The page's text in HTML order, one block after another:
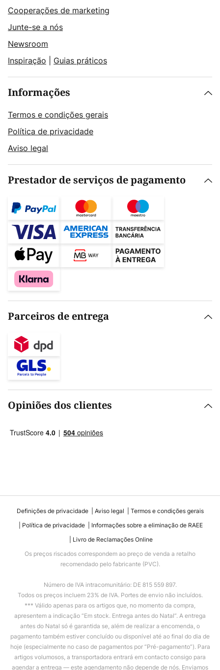
Cooperações de marketing
Junte-se a nós
Newsroom
Inspiração
Guias práticos
Informações
Termos e condições gerais
Política de privacidade
Aviso legal
Prestador de serviços de pagamento
Parceiros de entrega
Opiniões dos clientes
Definições de privacidade Aviso legal
Termos e condições gerais
Política de privacidade
Informações sobre a eliminação de RAEE
Livro de Reclamações Online
Os preços riscados correspondem ao preço de venda a retalho
recomendado pelo fabricante (PVC).
Número de IVA intracomunitário: DE 815 559 897.
Todos os preços incluem 23% de IVA. Portes de envio não incluídos.
*** Válido apenas para os artigos que, no momento da compra,
apresentem a indicação “Em stock. Entrega antes do Natal”. A entrega
antes do Natal só é garantida se, além de realizar a encomenda, o
pagamento também estiver concluído ou disponível até ao final do dia de
hoje (especialmente no caso de pagamentos por “Pré-pagamento”). Para
artigos volumosos, a transportadora entrará em contacto consigo para
agendar a entrega — este agendamento não depende de nós. Enviamos